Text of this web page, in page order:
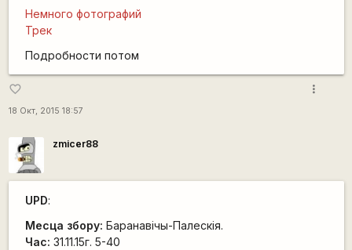
Немного фотографий
Трек
Подробности потом
favorite_border
18 Окт, 2015 18:57
more_vert
zmicer88
UPD:
Месца збору: Баранавічы-Палескія.
Час: 31.11.15г. 5-40